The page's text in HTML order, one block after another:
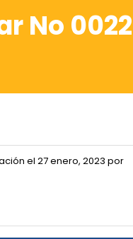
No
el 27 enero, 2023 por